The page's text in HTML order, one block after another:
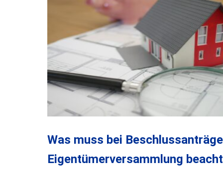
Was muss bei
Eigentümerversammlung